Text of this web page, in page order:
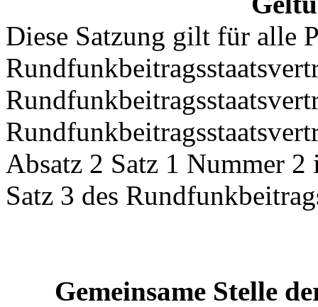
Diese Satzung gilt für alle
Absatz 2 Satz 1 Nummer
Satz 3 des
Gemeinsame Stelle